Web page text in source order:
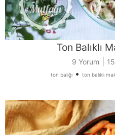
Ton Balıklı
9 Yorum
ton balığı• ton balıklı